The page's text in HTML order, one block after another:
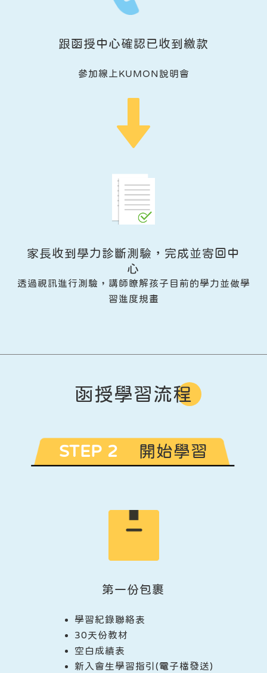
跟函授中心確認已收到繳款
參加線上KUMON說明會
家長收到學力診斷測驗，完成並寄回中
心
透過視訊進行測驗，講師瞭解孩子目前的學力並做學
習進度規畫
函授學習流程
STEP 2 開始學習
第一份包裹
學習紀錄聯絡表
30天份教材
空白成績表
新入會生學習指引(電子檔發送)